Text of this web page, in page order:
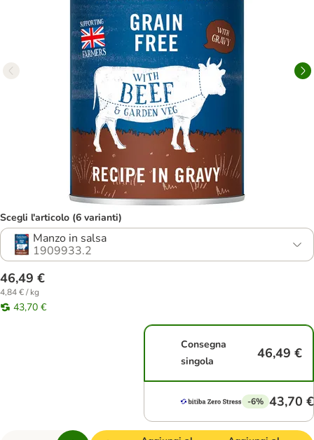
Scegli l'articolo (6 varianti)
Manzo in salsa
1909933.2
46,49 €
4,84 € / kg
43,70 €
Consegna
singola
46,49 €
-6% 43,70 €